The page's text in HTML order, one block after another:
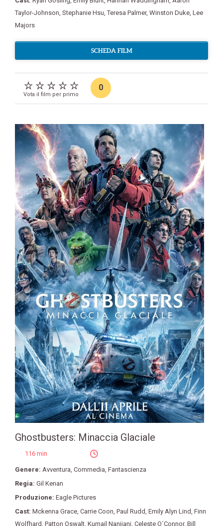
Taylor-Johnson, Stephanie Hsu,Teresa Palmer, Winston Duke, Lee
Majors
SCHEDA FILM
Vota il film per primo
0
Ghostbusters: Minaccia Glaciale
116 min
Genere: Avventura Commedia Fantascienza
Regia: Gil Kenan
Produzione: Eagle Pictures
Cast: Mckenna Grace Carrie Coon Paul Rudd Emily Alyn Lind Finn
Wolfhard Patton Oswalt Kumail Nanjiani Celeste O´Connor, Bill